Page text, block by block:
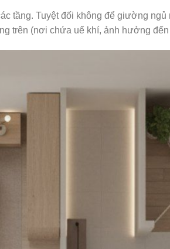
tầng. Tuyệt đối không để giường
trên (nơi chứa uế khí, ảnh hưởng